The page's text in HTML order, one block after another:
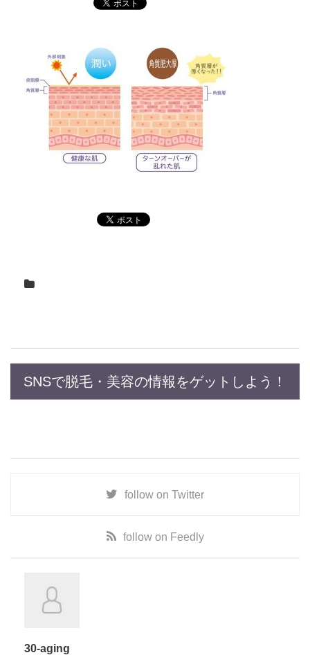
SNSで脱毛・美容の情報をゲットしよう！
follow on Twitter
follow on Feedly
30-aging